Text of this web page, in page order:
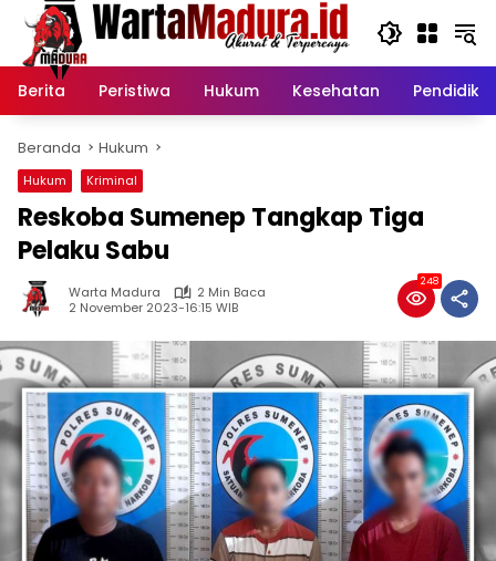
Langsung
konten
Berita
Peristiwa Hukum Kesehatan
Beranda Hukum
Hukum Kriminal
Reskoba Sumenep Tangkap Tiga
Pelaku Sabu
Warta Madura
2 Min Baca
2 November 2023-16:15 WIB
248